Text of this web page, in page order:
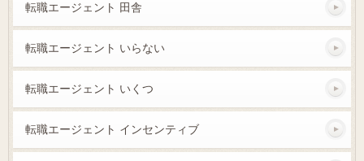
転職エージェント 田舎
転職エージェント いらない
転職エージェント いくつ
転職エージェント インセンティブ